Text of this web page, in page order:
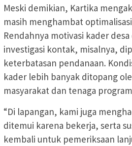
Meski demikian, Kartika
masih menghambat
Rendahnya motivasi kader
investigasi kontak, misalnya,
keterbatasan pendanaan.
kader lebih banyak ditopang
masyarakat dan tenaga
“Di lapangan, kami juga
ditemui karena bekerja, serta
kembali untuk pemeriksaan